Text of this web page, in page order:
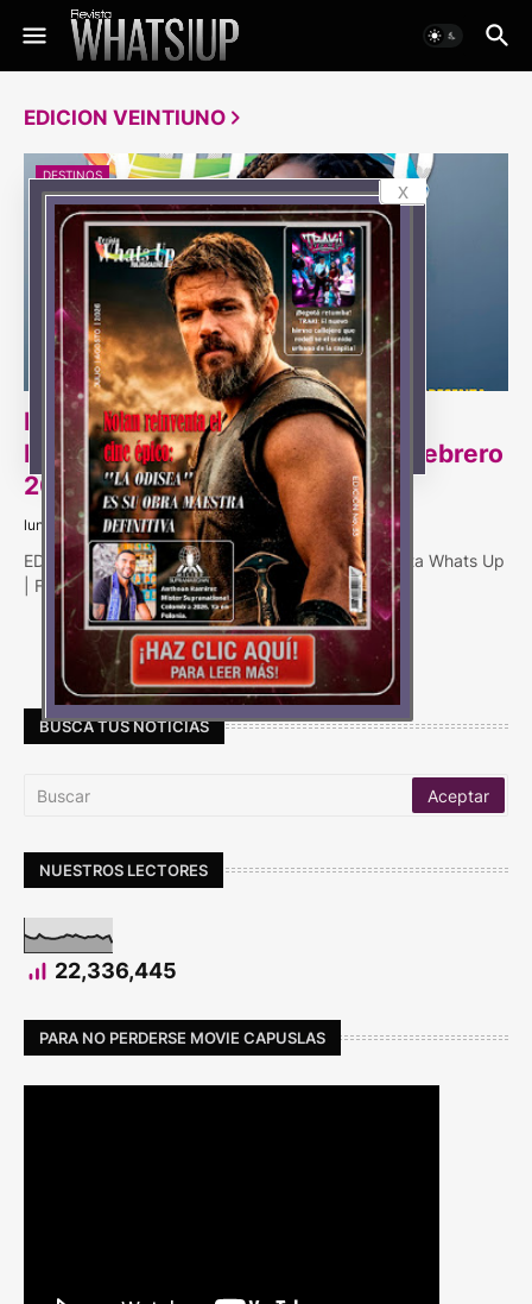
EDICION VEINTIUNO
DESTINOS
EDICION 21 / Portada Valentina
Menasche / Revista Whats Up | Febrero
2025
lunes, febrero 10, 2025
EDICION 21 / Portada Valentina Menasche / Revista Whats Up
| Febrero 2025 ***** ACUERDOS COMERC…
Carga Más
BUSCA TUS NOTICIAS
NUESTROS LECTORES
22,336,445
PARA NO PERDERSE MOVIE CAPUSLAS
x